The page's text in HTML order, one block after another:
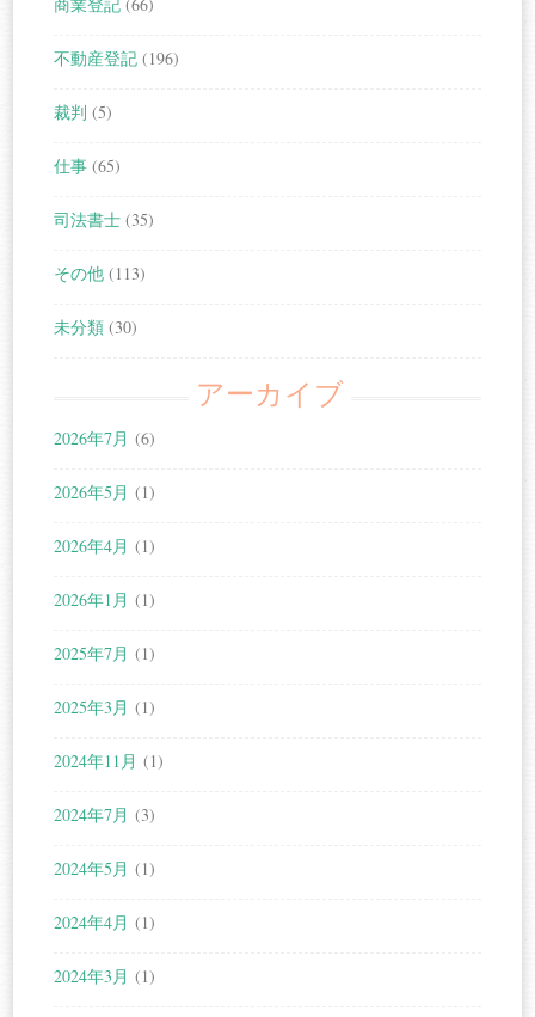
商業登記 (66)
不動産登記 (196)
裁判 (5)
仕事 (65)
司法書士 (35)
その他 (113)
未分類 (30)
アーカイブ
2026年7月 (6)
2026年5月 (1)
2026年4月 (1)
2026年1月 (1)
2025年7月 (1)
2025年3月 (1)
2024年11月 (1)
2024年7月 (3)
2024年5月 (1)
2024年4月 (1)
2024年3月 (1)